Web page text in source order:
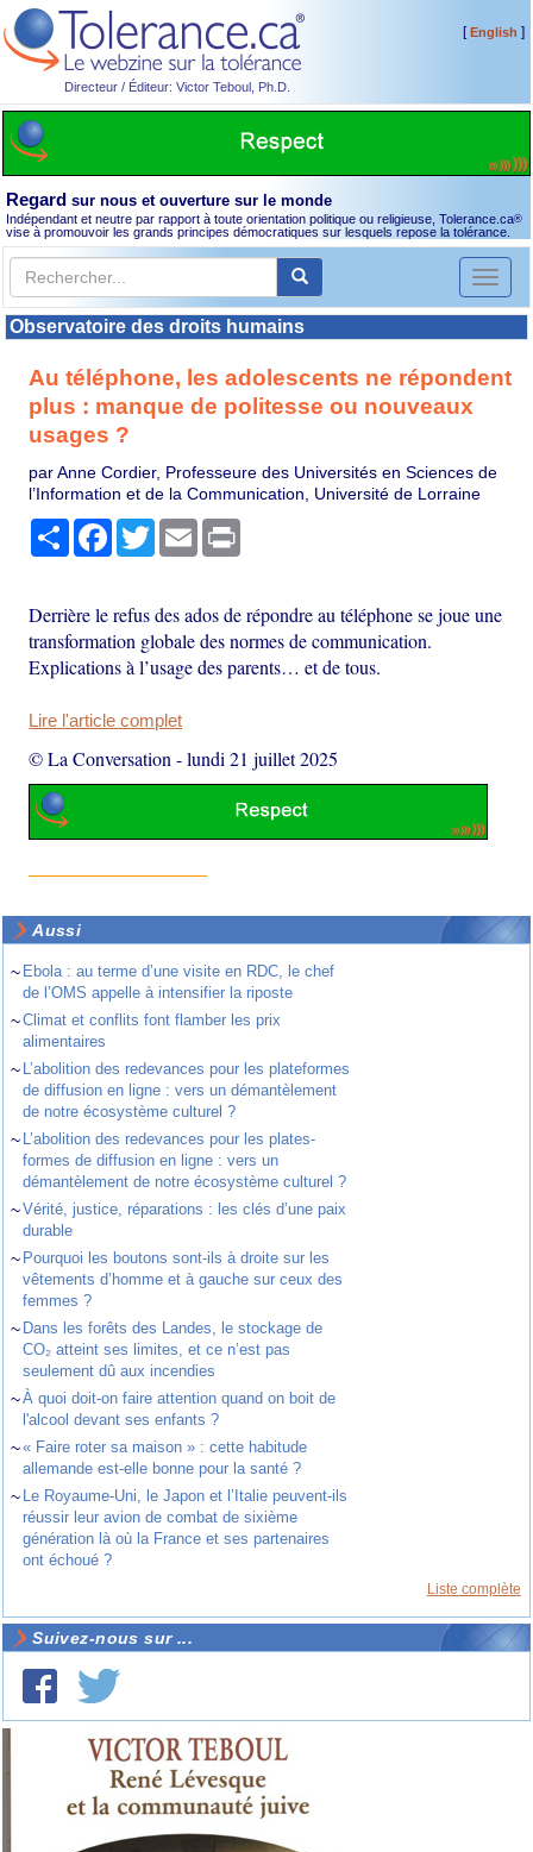
Directeur / Éditeur: Victor Teboul, Ph.D.
[English ]
Regard sur nous et ouverture sur le monde
Indépendant et neutre par rapport à toute orientation politique ou religieuse, Tolerance.ca®
vise à promouvoir les grands principes démocratiques sur lesquels repose la tolérance.
Toggle
Observatoire des droits humains
Au téléphone, les adolescents ne répondent
plus : manque de politesse ou nouveaux
usages ?
par Anne Cordier, Professeure des Universités en Sciences de
l’Information et de la Communication, Université de Lorraine
PartagerFacebook
TwitterEmail
Derrière le refus des ados de répondre au téléphone se joue une
transformation globale des normes de communication.
Explications à l’usage des parents… et de tous.
Lire l'article complet
© La Conversation -lundi 21 juillet 2025
Aussi
~ Ebola : au terme d’une visite en RDC, le chef
de l’OMS appelle à intensifier la riposte
~Climat et conflits font flamber les prix
alimentaires
~ L’abolition des redevances pour les plateformes
de diffusion en ligne : vers un démantèlement
de notre écosystème culturel ?
~ L’abolition des redevances pour les plates-
formes de diffusion en ligne : vers un
démantèlement de notre écosystème culturel ?
~Vérité, justice, réparations : les clés d’une paix
durable
~ Pourquoi les boutons sont-ils à droite sur les
vêtements d’homme et à gauche sur ceux des
femmes ?
~ Dans les forêts des Landes, le stockage de
CO₂ atteint ses limites, et ce n’est pas
seulement dû aux incendies
~À quoi doit-on faire attention quand on boit de
l'alcool devant ses enfants ?
~« Faire roter sa maison » : cette habitude
allemande est-elle bonne pour la santé ?
~ Le Royaume-Uni, le Japon et l’Italie peuvent-ils
réussir leur avion de combat de sixième
génération là où la France et ses partenaires
ont échoué ?
Liste complète
Suivez-nous sur ...